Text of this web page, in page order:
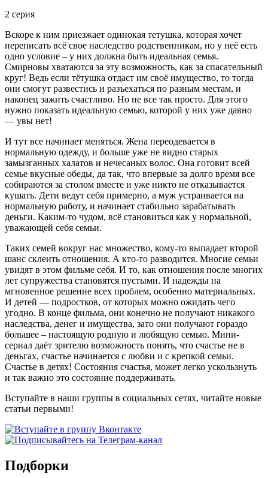
2 серия
Вскоре к ним приезжает одинокая тетушка, которая хочет
переписать всё свое наследство родственникам, но у неё есть
одно условие – у них должна быть идеальная семья.
Смирновы хватаются за эту возможность, как за спасательный
круг! Ведь если тётушка отдаст им своё имущество, то тогда
они смогут развестись и разъехаться по разным местам, и
наконец зажить счастливо. Но не все так просто. Для этого
нужно показать идеальную семью, которой у них уже давно
— увы нет!
И тут все начинает меняться. Жена переодевается в
нормальную одежду, и больше уже не видно старых
замызганных халатов и нечесаных волос. Она готовит всей
семье вкусные обеды, да так, что впервые за долго время все
собираются за столом вместе и уже никто не отказывается
кушать. Дети ведут себя примерно, а муж устраивается на
нормальную работу, и начинает стабильно зарабатывать
деньги. Каким-то чудом, всё становиться как у нормальной,
уважающей себя семьи.
Таких семей вокруг нас множество, кому-то выпадает второй
шанс склеить отношения. А кто-то разводится. Многие семьи
увидят в этом фильме себя. И то, как отношения после многих
лет супружества становятся пустыми. И надежды на
мгновенное решение всех проблем, особенно материальных.
И детей — подростков, от которых можно ожидать чего
угодно. В конце фильма, они конечно не получают никакого
наследства, денег и имущества, зато они получают гораздо
большее – настоящую родную и любящую семью. Мини-
сериал даёт зрителю возможность понять, что счастье не в
деньгах, счастье начинается с любви и с крепкой семьи.
Счастье в детях! Состояния счастья, может легко ускользнуть
и так важно это состояние поддерживать.
Вступайте в наши группы в социальных сетях, читайте новые
статьи первыми!
Подборки